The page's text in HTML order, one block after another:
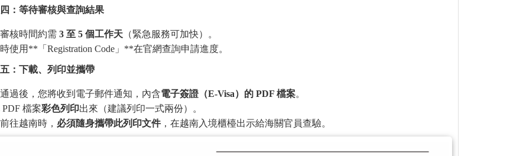
：等待審核與查詢結果
核時間約需 3 至 5 個工作天 （緊急服務可加快）。
使用**「Registration Code」**在官網查詢申請進度。
：下載、列印並攜帶
過後，您將收到電子郵件通知，內含電子簽證（E-Visa）的 PDF 檔案。
PDF 檔案彩色列印出來（建議列印一式兩份）。
往越南時， 必須隨身攜帶此列印文件，在越南入境櫃檯出示給海關官員查驗。